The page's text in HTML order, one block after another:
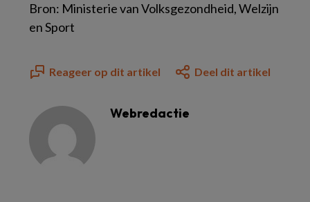
Bron: Ministerie van Volksgezondheid, Welzijn
en Sport
Reageer op dit artikel Deel dit artikel
Webredactie